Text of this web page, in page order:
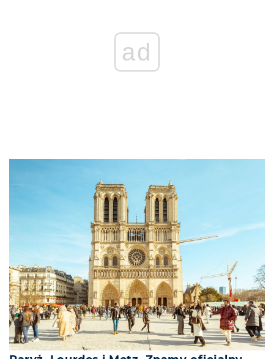
ad